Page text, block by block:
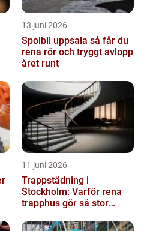
13 juni 2026
Spolbil uppsala så får du
rena rör och tryggt avlopp
året runt
11 juni 2026
Trappstädning i
Stockholm: Varför rena
trapphus gör så stor